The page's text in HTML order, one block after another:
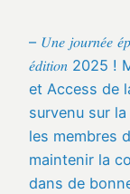
– 𝑈𝑛𝑒 𝑗𝑜𝑢𝑟𝑛𝑒́𝑒
𝑒́𝑑𝑖𝑡𝑖𝑜𝑛 2025
et Access de
survenu sur
les membres
maintenir la
dans de